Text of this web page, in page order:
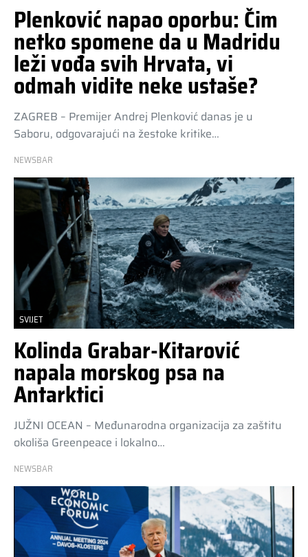
Plenković napao oporbu: Čim
netko spomene da u Madridu
leži vođa svih Hrvata, vi
odmah vidite neke ustaše?
ZAGREB – Premijer Andrej Plenković danas je u
Saboru, odgovarajući na žestoke kritike…
NEWSBAR
SVIJET
Kolinda Grabar-Kitarović
napala morskog psa na
Antarktici
JUŽNI OCEAN – Međunarodna organizacija za zaštitu
okoliša Greenpeace i lokalno…
NEWSBAR